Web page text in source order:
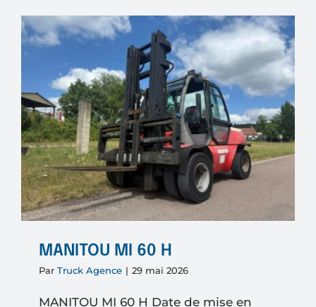
Location
Contact
MANITOU MI 60 H
Par Truck Agence | 29 mai 2026
MANITOU MI 60 H Date de mise en